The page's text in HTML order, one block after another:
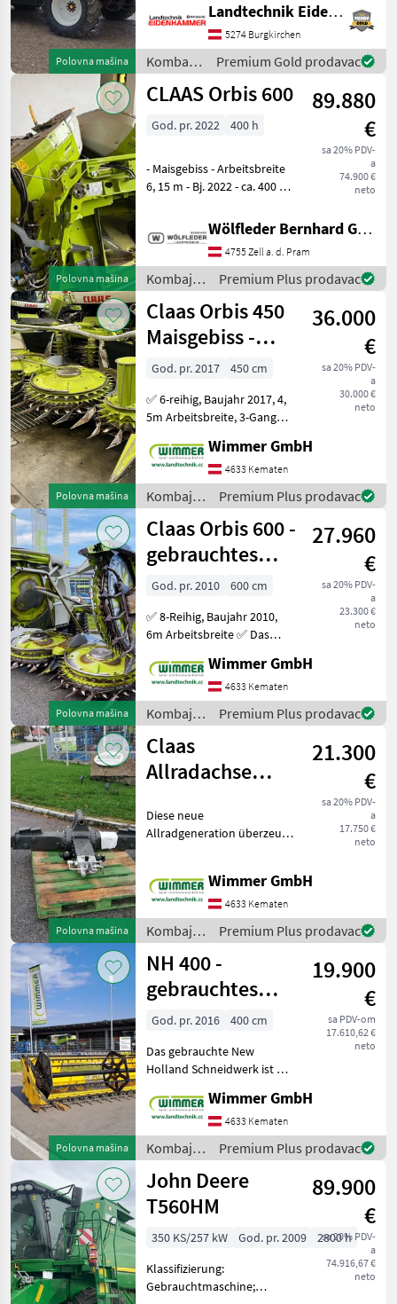
Polovna mašina
Hydrogetriebe mit
Differentialsperre 32km/h -
5 Schüttler mit
Zentrifigalabscheider - 4
Trommel Masch
Landtechnik Eidenhammer GmbH
5274 Burgkirchen
Kombajni
/ New
Holland
Premium Gold prodavac
Polovna mašina
CLAAS Orbis 600
89.880
€
sa 20% PDV-
a
74.900 €
neto
God. pr. 2022 400 h
- Maisgebiss - Arbeitsbreite
6, 15 m - Bj. 2022 - ca. 400 ha
Zentralverriegelung - 4
Transportscheiben mit
gleichläufigen
Messerscheiben - Messers
Wölfleder Bernhard GmbH
4755 Zell a. d. Pram
Kombajni
/ Claas
Premium Plus prodavac
Polovna mašina
Claas Orbis 450
Maisgebiss -
(gebrauchter
Maisvorsatz)
36.000
€
sa 20% PDV-
a
30.000 €
neto
God. pr. 2017
450 cm
✅ 6-reihig, Baujahr 2017, 4,
5m Arbeitsbreite, 3-Gang
ORBIS 450 ist ein
zuverlässiges und
leistungsstarkes Maisgebiss
für den professionel
Wimmer GmbH
4633 Kematen
Kombajni
/ Claas
Premium Plus prodavac
Polovna mašina
Claas Orbis 600 -
gebrauchtes
Maisgebiss /
Maisvorsatz
27.960
€
sa 20% PDV-
a
23.300 €
neto
God. pr. 2010
600 cm
✅ 8-Reihig, Baujahr 2010,
6m Arbeitsbreite ✅ Das
600 aus dem Baujahr 2010
ist ein bewährtes und
leistungsstarkes Maisgebiss,
ideal für den
Wimmer GmbH
4633 Kematen
Kombajni
/ Claas
Premium Plus prodavac
Polovna mašina
Claas
Allradachse
21.300
€
sa 20% PDV-
a
17.750 €
neto
Diese neue
Allradgeneration überzeugt
präzise Steuerung und
optimale Leistung.
Technische Details: ✅
Intelligente
Wimmer GmbH
4633 Kematen
Kombajni
/ Claas
Premium Plus prodavac
Polovna mašina
NH 400 -
gebrauchtes
New Holland 4m
Schneidwerk
19.900
€
sa PDV-om
17.610,62 €
neto
God. pr. 2016
400 cm
Das gebrauchte New
Holland Schneidwerk ist ein
Getreidevorsatz mit 4 m
Arbeitsbreite, ideal für eine
effiziente Ernte auf großen
Flächen. Mit seiner
Wimmer GmbH
4633 Kematen
Kombajni
/ New
Holland
Premium Plus prodavac
John Deere
T560HM
89.900
€
sa 20% PDV-
a
74.916,67 €
neto
350 KS/257 kW God. pr. 2009
2800 h
Klassifizierung:
Gebrauchtmaschine;